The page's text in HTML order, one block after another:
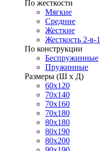
По жесткости
Мягкие
Средние
Жесткие
Жесткость 2-в-1
По конструкции
Беспружинные
Пружинные
Размеры (Ш х Д)
60х120
70х140
70х160
70х180
80х180
80х190
80х200